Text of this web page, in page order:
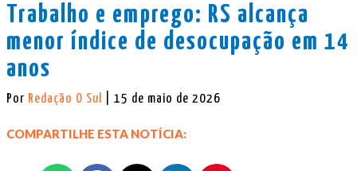
Trabalho e emprego: RS alcança
menor índice de desocupação em 14
anos
Por Redação O Sul | 15 de maio de 2026
COMPARTILHE ESTA NOTÍCIA: